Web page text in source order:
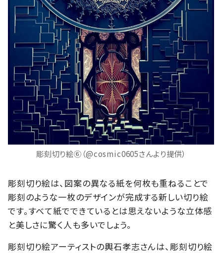
彫刻切り絵⑥（@cosmic0605さんより提供）
彫刻切り絵は、図案の異なる紙を何枚も重ねることで
彫刻のような一枚のデザインが完成する新しい切り絵
です。すべて紙でできているとは思えないような立体感
と美しさに驚く人も多いでしょう。
彫刻切り絵アーティストの輿石孝志さんは、彫刻切り絵